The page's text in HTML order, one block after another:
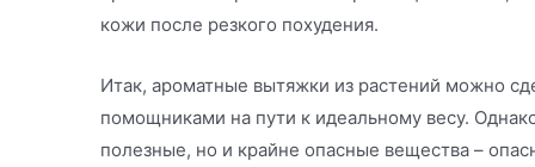
кожи после резкого похудения.
Итак, ароматные вытяжки из растений можно
помощниками на пути к идеальному весу.
полезные, но и крайне опасные вещества –